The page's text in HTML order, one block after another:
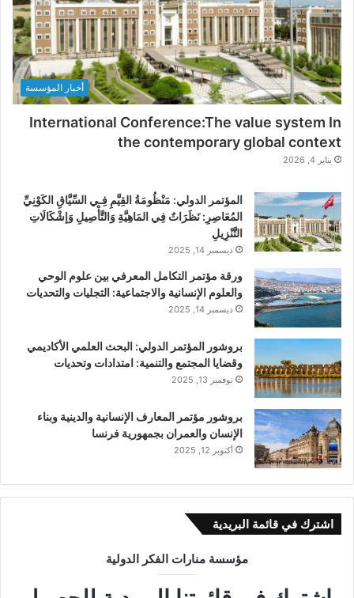
أخبار المؤسسة
International Conference:The value system In
the contemporary global context
يناير 4, 2026
المؤتمر الدولي: مَنْظُومَةُ القِيَّمِ فِـي السِّيَّاقِ الكَوْنِيِّ
المُعَاصِرِ: نَظَرَاتٌ فِي المَاهِيَّةِ وَالتَّأْصِيلِ وَإشْكَالَاتِ
التَّنْزِيلِ
ديسمبر 14, 2025
ورقة مؤتمر التكامل المعرفي بين علوم الوحي
والعلوم الإنسانية والاجتماعية: التجليات والتحديات
ديسمبر 14, 2025
بروشور المؤتمر الدولي: اﻟﺒﺤﺚ اﻟﻌﻠﻤﻲ اﻷﻛﺎدﻳﻤﻲ
وﻗﻀﺎﻳﺎ اﻟﻤﺠﺘﻤﻊ واﻟﺘﻨﻤﻴﺔ: اﻣﺘﺪادات وتحديات
نوفمبر 13, 2025
بروشور مؤتمر المعارف الإنسانية والدينية وبناء
الإنسان والعمران بجمهورية فرنسا
أكتوبر 12, 2025
اشترك في قائمة البريدية
مؤسسة منارات الفكر الدولية